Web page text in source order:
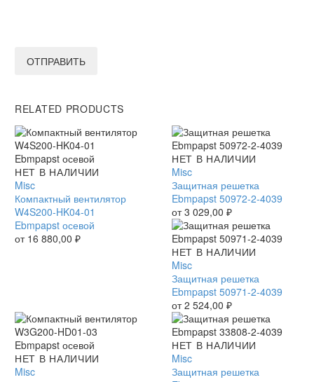
ОТПРАВИТЬ
RELATED PRODUCTS
Компактный
вентилятор
W4S200-
HK04-
01
Ebmpapst
НЕТ В НАЛИЧИИ
Misc
Компактный вентилятор
W4S200-HK04-01
Ebmpapst осевой
от 16 880,00 ₽
Защитная
решетка
Ebmpapst
50972-
2-
4039
НЕТ В НАЛИЧИИ
Misc
Защитная решетка
Ebmpapst 50972-2-4039
от3 029,00 ₽
Защитная
решетка
Ebmpapst
50971-
2-
4039
НЕТ В НАЛИЧИИ
Misc
Защитная решетка
Ebmpapst 50971-2-4039
от2 524,00 ₽
Компактный
вентилятор
НЕТ В НАЛИЧИИ
Misc
Защитная
решетка
Ebmpapst
НЕТ В НАЛИЧИИ
Misc
Защитная решетка